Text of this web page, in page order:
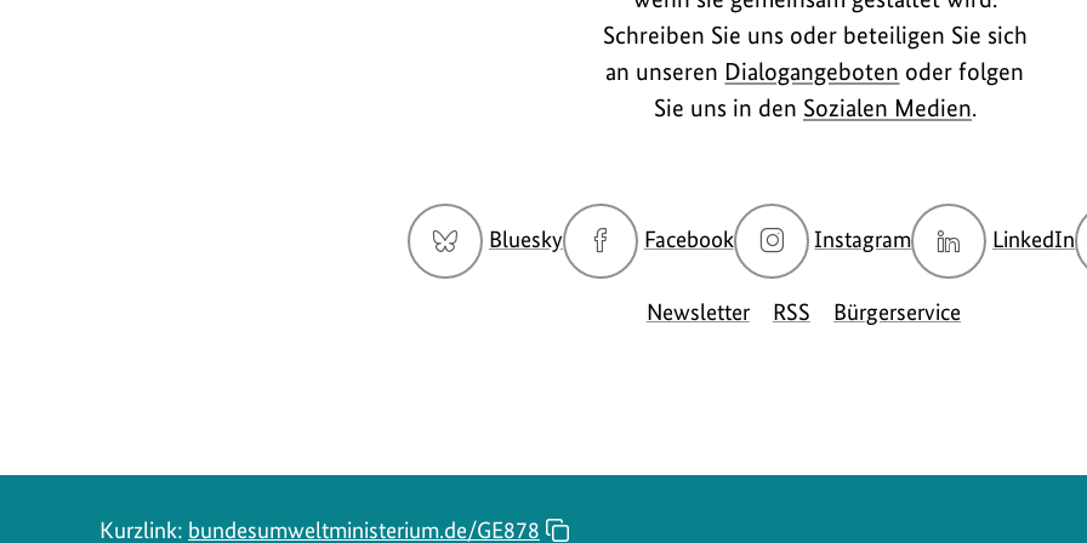
Schreiben Sie uns oder beteiligen Sie sich
an unseren Dialogangeboten oder folgen
Sie uns in den Sozialen Medien.
Bluesky
zur
Bluesky-
Seite
Facebook
zur
Facebook-
Seite
des
Instagram
zur
Instagram-
Seite
des
LinkedIn
Newsletter RSS Bürgerservice
Kurzlink: bundesumweltministerium.de/GE878